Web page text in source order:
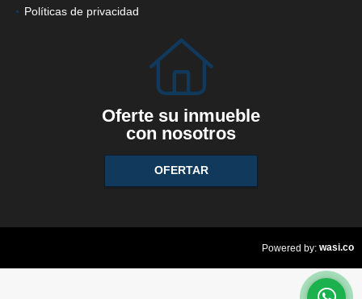
Políticas de privacidad
Oferte su inmueble
con nosotros
OFERTAR
Powered by: wasi.co